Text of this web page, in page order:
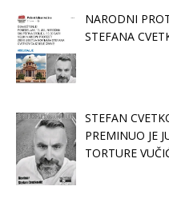
NARODNI
STEFANA
STEFAN
PREMINUO JE
TORTURE